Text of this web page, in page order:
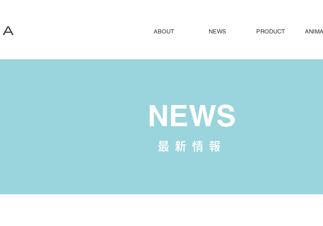
ABOUT NEWS PRODUCT
NEWS
最新情報